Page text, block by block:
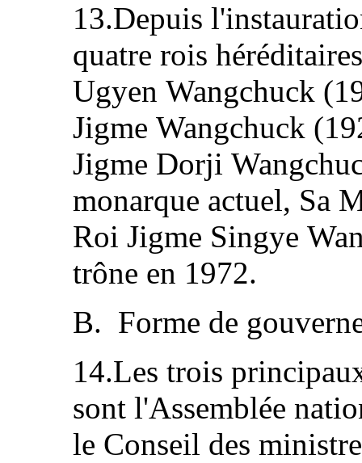
13.Depuis
quatre rois
Ugyen Wangchuck
Jigme Wangchuck
Jigme Dorji
monarque actuel, Sa
Roi Jigme Singye
trône en 1972.
B. Forme de
14.Les trois
sont l'Assemblée
le Conseil des